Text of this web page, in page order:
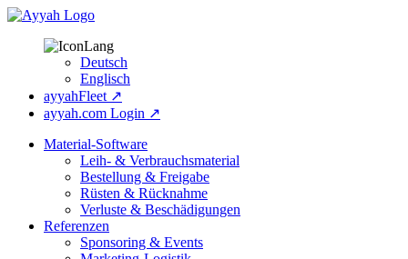
Deutsch
Englisch
ayyahFleet ↗
ayyah.com Login ↗
Material-Software
Leih- & Verbrauchsmaterial
Bestellung & Freigabe
Rüsten & Rücknahme
Verluste & Beschädigungen
Referenzen
Sponsoring & Events